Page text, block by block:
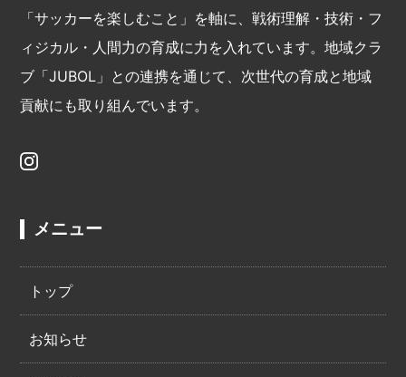
「サッカーを楽しむこと」を軸に、戦術理解・技術・フ
ィジカル・人間力の育成に力を入れています。地域クラ
ブ「JUBOL」との連携を通じて、次世代の育成と地域
貢献にも取り組んでいます。
メニュー
トップ
お知らせ